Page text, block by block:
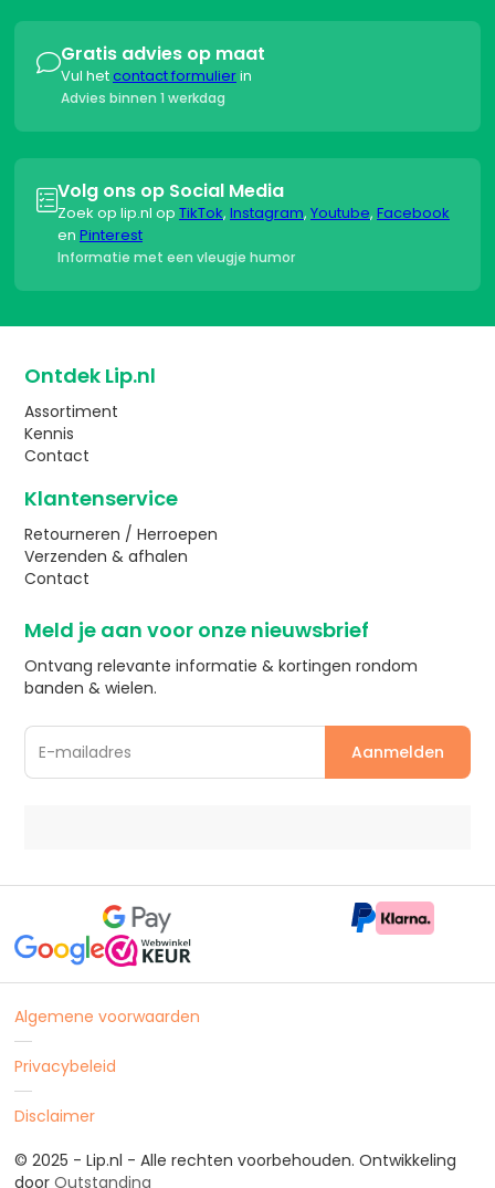
Gratis advies op maat
Vul hetcontact formulierin
Advies binnen 1 werkdag
Volg ons op Social Media
Zoek op lip.nl op TikTok, Instagram, Youtube, Facebook
en Pinterest
Informatie met een vleugje humor
Ontdek Lip.nl
Assortiment
Kennis
Contact
Klantenservice
Retourneren / Herroepen
Verzenden & afhalen
Contact
Meld je aan voor onze nieuwsbrief
Ontvang relevante informatie & kortingen rondom
banden & wielen.
Algemene voorwaarden
Privacybeleid
Disclaimer
© 2025 - Lip.nl - Alle rechten voorbehouden. Ontwikkeling
door Outstanding